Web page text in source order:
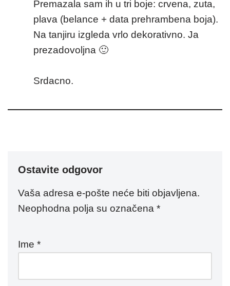
Premazala sam ih u tri boje: crvena, zuta,
plava (belance + data prehrambena boja).
Na tanjiru izgleda vrlo dekorativno. Ja
prezadovoljna 🙂
Srdacno.
Ostavite odgovor
Vaša adresa e-pošte neće biti objavljena.
Neophodna polja su označena *
Ime *